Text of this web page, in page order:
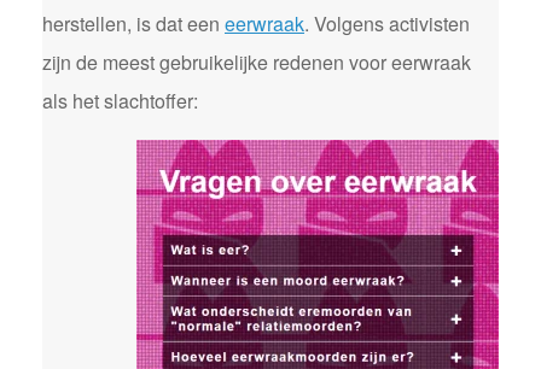
herstellen, is dat een eerwraak. Volgens activisten
zijn de meest gebruikelijke redenen voor eerwraak
als het slachtoffer: